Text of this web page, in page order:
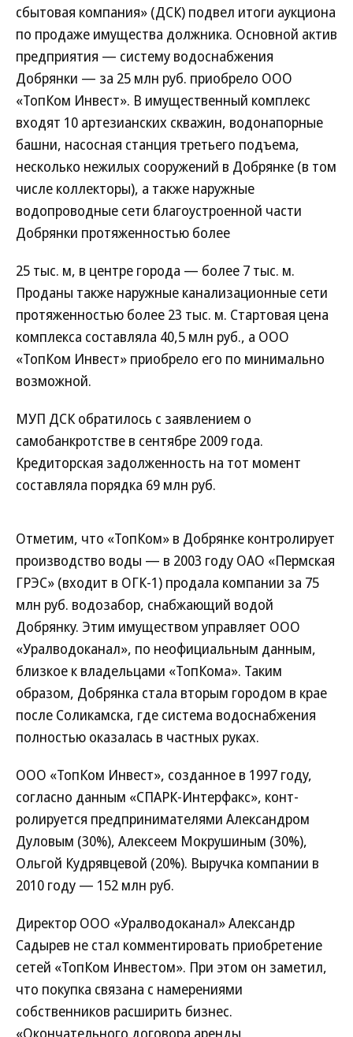
сбытовая компания» (ДСК) подвел итоги аукциона
по продаже имущества должника. Основной актив
предприятия — систему водоснабжения
Добрянки — за 25 млн руб. приобрело ООО
«ТопКом Инвест». В имущественный комплекс
входят 10 артезианских скважин, водонапорные
башни, насосная станция третьего подъема,
несколько нежилых сооружений в Добрянке (в том
числе коллекторы), а также наружные
водопроводные сети благоустроенной части
Добрянки протяженностью более
25 тыс. м, в центре города — более 7 тыс. м.
Проданы также наружные канализационные сети
протяженностью более 23 тыс. м. Стартовая цена
комплекса составляла 40,5 млн руб., а ООО
«ТопКом Инвест» приобрело его по минимально
возможной.
МУП ДСК обратилось с заявлением о
самобанкротстве в сентябре 2009 года.
Кредиторская задолженность на тот момент
составляла порядка 69 млн руб.
Отметим, что «ТопКом» в Добрянке контролирует
производство воды — в 2003 году ОАО «Пермская
ГРЭС» (входит в ОГК-1) продала компании за 75
млн руб. водозабор, снабжающий водой
Добрянку. Этим имуществом управляет ООО
«Уралводоканал», по неофициальным данным,
близкое к владельцами «ТопКома». Таким
образом, Добрянка стала вторым городом в крае
после Соликамска, где система водоснабжения
полностью оказалась в частных руках.
ООО «ТопКом Инвест», созданное в 1997 году,
согласно данным «СПАРК-Интерфакс», конт­
ролируется предпринимателями Александром
Дуловым (30%), Алексеем Мокрушиным (30%),
Ольгой Кудрявцевой (20%). Выручка компании в
2010 году — 152 млн руб.
Директор ООО «Уралводоканал» Александр
Садырев не стал комментировать приобретение
сетей «ТопКом Инвестом». При этом он заметил,
что покупка связана с намерениями
собственников расширить бизнес.
«Окончательного договора аренды